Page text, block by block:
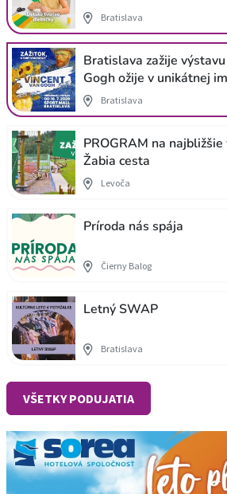
Bratislava
Bratislava zažije
Gogh ožije v unikátnej
Bratislava
PROGRAM na
Žabia cesta
Levoča
Príroda nás spája
Čierny Balog
Letný SWAP
Bratislava
VŠETKY PODUJATIA